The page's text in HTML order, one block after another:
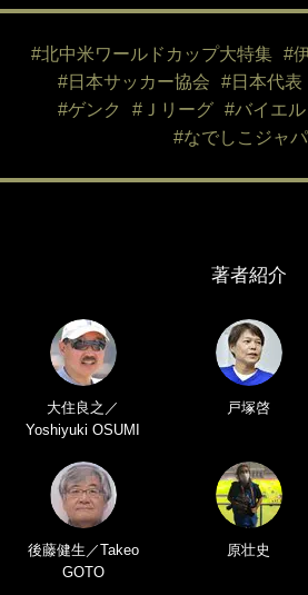
#北中米ワールドカップ大特集 #
#日本サッカー協会
#日本代表
#ゲンク
#Ｊリーグ
#バイエ
#なでしこジャ
著者紹介
大住良之／
Yoshiyuki OSUMI
戸塚啓
後藤健生／Takeo
GOTO
原壮史